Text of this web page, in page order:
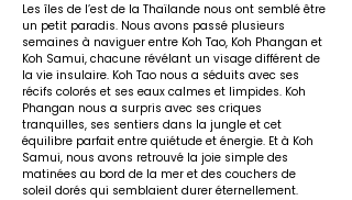
Les îles de l’est de la Thaïlande nous ont semblé être
un petit paradis. Nous avons passé plusieurs
semaines à naviguer entre Koh Tao, Koh Phangan et
Koh Samui, chacune révélant un visage différent de
la vie insulaire. Koh Tao nous a séduits avec ses
récifs colorés et ses eaux calmes et limpides. Koh
Phangan nous a surpris avec ses criques
tranquilles, ses sentiers dans la jungle et cet
équilibre parfait entre quiétude et énergie. Et à Koh
Samui, nous avons retrouvé la joie simple des
matinées au bord de la mer et des couchers de
soleil dorés qui semblaient durer éternellement.